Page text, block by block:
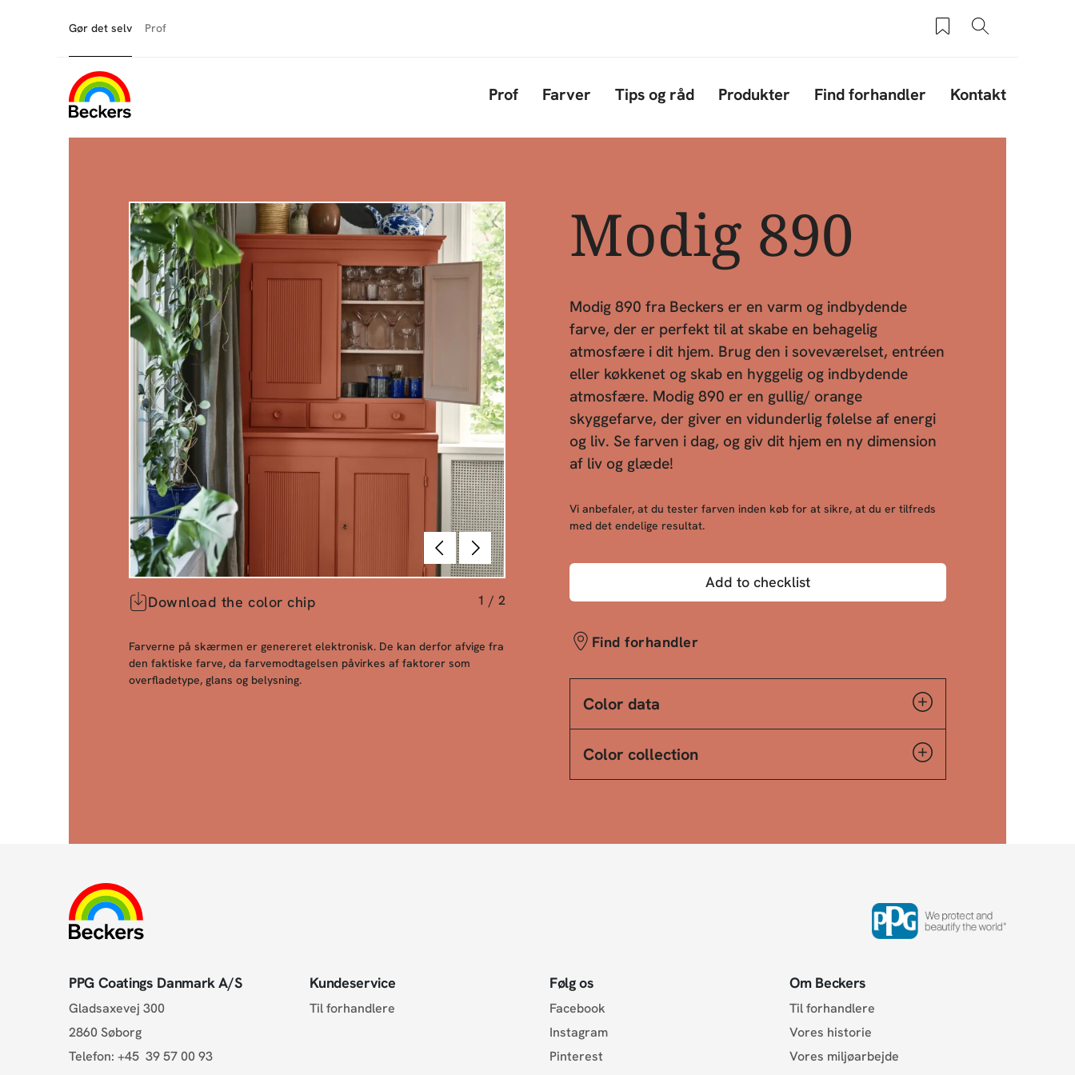
Gør det selv Prof Saved products
Søg
Prof Farver Tips og råd Produkter Find forhandler Kontakt
Modig 890
ForrigeNæste
Download the color chip 1 / 2
Farverne på skærmen er genereret elektronisk. De kan derfor afvige fra
den faktiske farve, da farvemodtagelsen påvirkes af faktorer som
overfladetype, glans og belysning.
Modig 890 fra Beckers er en varm og indbydende
farve, der er perfekt til at skabe en behagelig
atmosfære i dit hjem. Brug den i soveværelset, entréen
eller køkkenet og skab en hyggelig og indbydende
atmosfære. Modig 890 er en gullig/ orange
skyggefarve, der giver en vidunderlig følelse af energi
og liv. Se farven i dag, og giv dit hjem en ny dimension
af liv og glæde!
Vi anbefaler, at du tester farven inden køb for at sikre, at du er tilfreds
med det endelige resultat.
Add to checklist
Find forhandler
Color data
Color collection
PPG Coatings Danmark A/S
Gladsaxevej 300
2860 Søborg
Telefon:+45 39 57 00 93
Kundeservice
Til forhandlere
Følg os
Facebook
Instagram
Pinterest
Om Beckers
Til forhandlere
Vores historie
Vores miljøarbejde